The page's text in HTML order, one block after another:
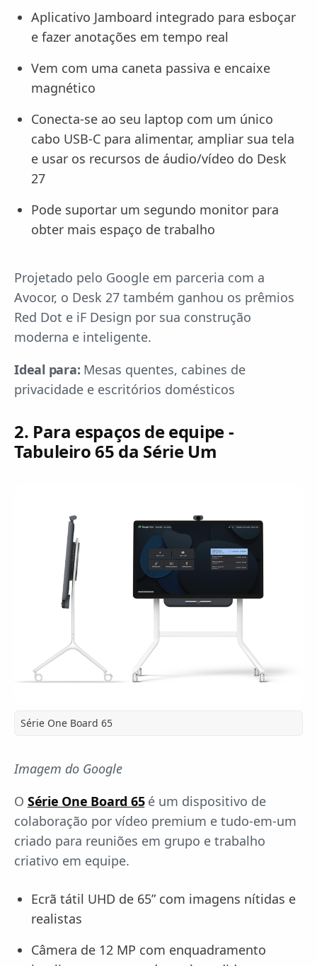
Aplicativo Jamboard integrado para esboçar
e fazer anotações em tempo real
Vem com uma caneta passiva e encaixe
magnético
Conecta-se ao seu laptop com um único
cabo USB-C para alimentar, ampliar sua tela
e usar os recursos de áudio/vídeo do Desk
27
Pode suportar um segundo monitor para
obter mais espaço de trabalho
Projetado pelo Google em parceria com a
Avocor, o Desk 27 também ganhou os prêmios
Red Dot e iF Design por sua construção
moderna e inteligente.
Ideal para: Mesas quentes, cabines de
privacidade e escritórios domésticos
2. Para espaços de equipe -
Tabuleiro 65 da Série Um
Série One Board 65
Imagem do Google
O Série One Board 65é um dispositivo de
colaboração por vídeo premium e tudo-em-um
criado para reuniões em grupo e trabalho
criativo em equipe.
Ecrã tátil UHD de 65” com imagens nítidas e
realistas
Câmera de 12 MP com enquadramento